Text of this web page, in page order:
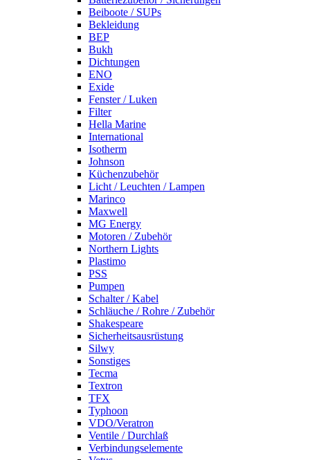
Beiboote / SUPs
Bekleidung
BEP
Bukh
Dichtungen
ENO
Exide
Fenster / Luken
Filter
Hella Marine
International
Isotherm
Johnson
Küchenzubehör
Licht / Leuchten / Lampen
Marinco
Maxwell
MG Energy
Motoren / Zubehör
Northern Lights
Plastimo
PSS
Pumpen
Schalter / Kabel
Schläuche / Rohre / Zubehör
Shakespeare
Sicherheitsausrüstung
Silwy
Sonstiges
Tecma
Textron
TFX
Typhoon
VDO/Veratron
Ventile / Durchlaß
Verbindungselemente